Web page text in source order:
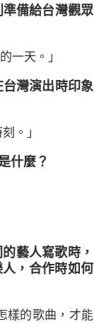
備給台灣觀眾
一天。」
灣演出時印象
。」
什麼？
藝人寫歌時，
，合作時如何
樣的歌曲，才能